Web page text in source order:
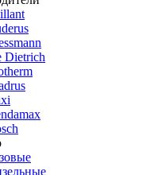
Dietrich